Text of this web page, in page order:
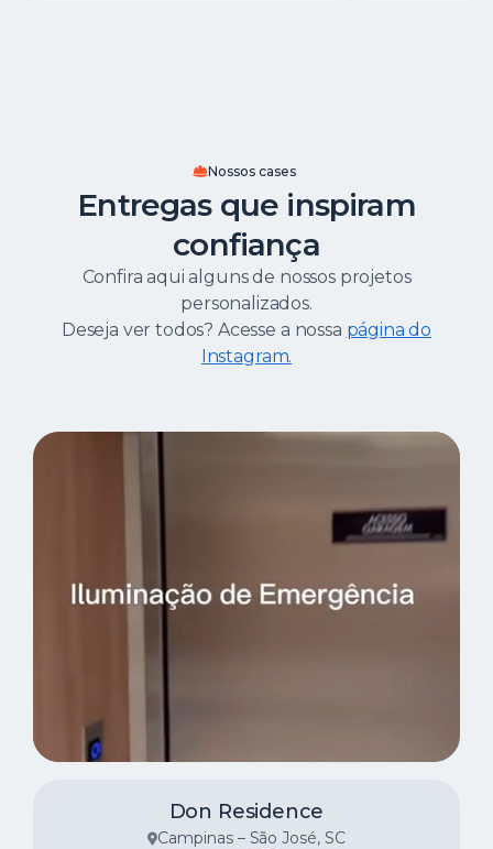
Nossos cases
Entregas que inspiram
confiança
Confira aqui alguns de nossos projetos
personalizados.
Deseja ver todos? Acesse a nossa página do
Instagram.
Don Residence
Campinas – São José, SC